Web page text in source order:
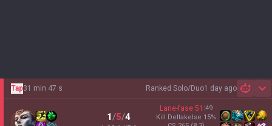
Ranked Solo/Duo1 day ago
Tap31 min 47 s
1/5/4
Lane-fase 51 :49
Kill Deltakelse 15%